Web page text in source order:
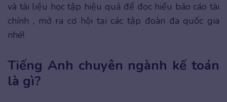
và tài liệu học tập hiệu quả để đọc hiểu báo cáo tài
chính , mở ra cơ hội tại các tập đoàn đa quốc gia
nhé!
Tiếng Anh chuyên ngành kế toán
là gì?